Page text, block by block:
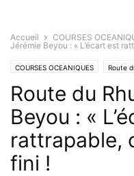
Accueil COURSES
Jérémie Beyou : « L’écart est
COURSES OCEANIQUES Route
Route du
Beyou : «
rattrapable,
fini !